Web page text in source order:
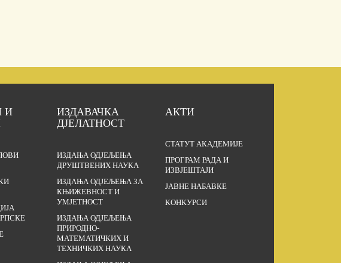
И
ИЗДАВАЧКА
ДЈЕЛАТНОСТ
ИЗДАЊА ОДЈЕЉЕЊА
ДРУШТВЕНИХ НАУКА
ИЗДАЊА ОДЈЕЉЕЊА ЗА
КЊИЖЕВНОСТ И
УМЈЕТНОСТ
ИЗДАЊА ОДЈЕЉЕЊА
ПРИРОДНО-
МАТЕМАТИЧКИХ И
ТЕХНИЧКИХ НАУКА
АКТИ
СТАТУТ АКАДЕМИЈЕ
ПРОГРАМ РАДА И
ИЗВЈЕШТАЈИ
ЈАВНЕ НАБАВКЕ
КОНКУРСИ